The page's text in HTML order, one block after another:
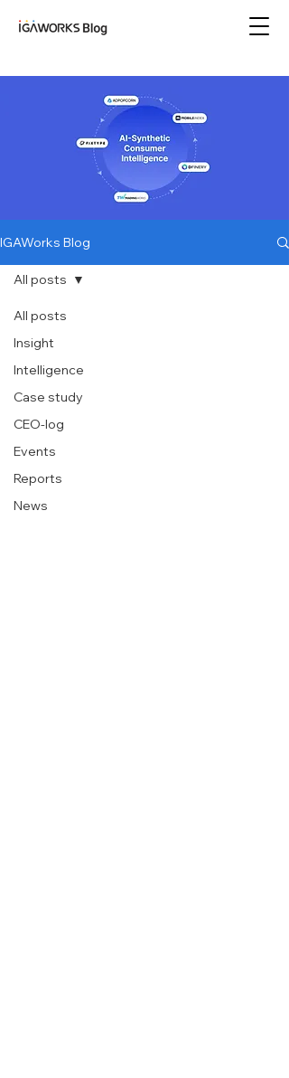
IGAWorks Blog
All posts
Insight
Intelligence
Case study
CEO-log
Events
Reports
News
All posts